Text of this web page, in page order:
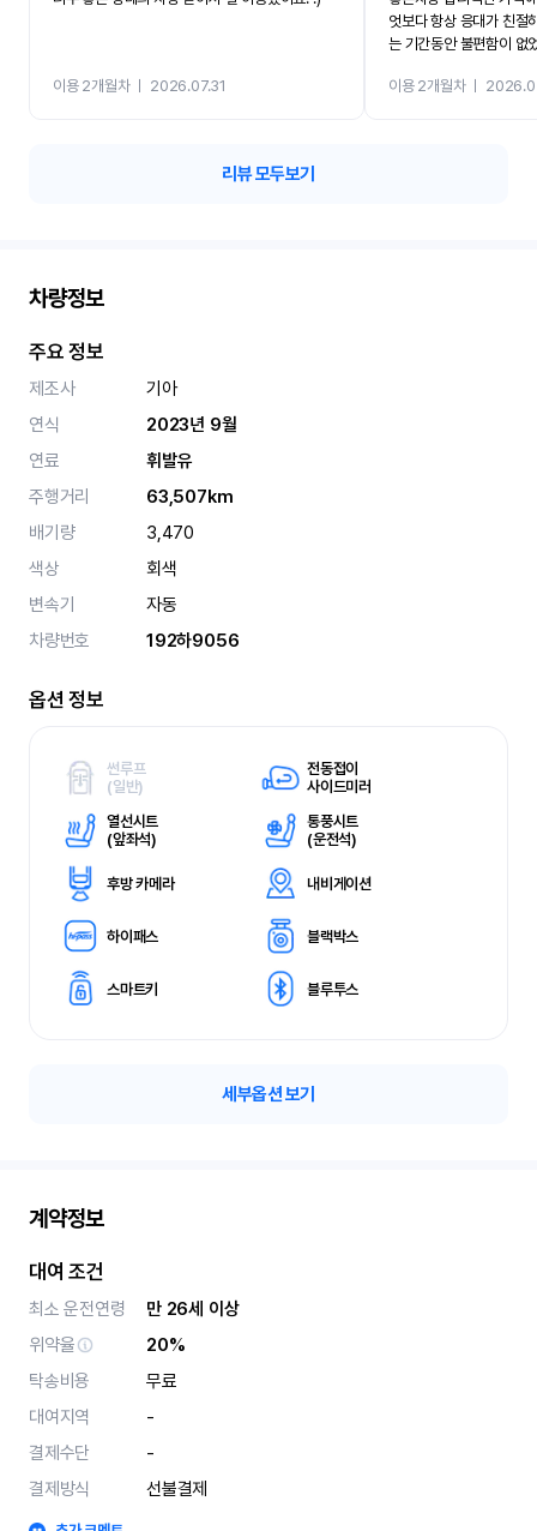
이용 2개월차ㅣ 2026.07.31
엇보다 항상 응대가 친절
는 기간동안 불편함이 없
카 렌트 고민없이 강추합
이용 2개월차ㅣ
리뷰 모두보기
차량정보
주요 정보
제조사
기아
연식
2023년 9월
연료
휘발유
주행거리
63,507km
배기량
3,470
색상
회색
변속기
자동
차량번호
192하9056
옵션 정보
썬루프
(일반)
전동접이
사이드미러
열선시트
(앞좌석)
통풍시트
(운전석)
후방 카메라 내비게이션
하이패스 블랙박스
스마트키 블루투스
세부옵션 보기
계약정보
대여 조건
최소 운전연령
만 26세 이상
위약율
20%
탁송비용
무료
대여지역
-
결제수단
-
결제방식
선불결제